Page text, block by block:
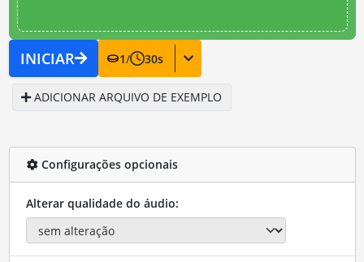
INICIAR 1/ 30s
ADICIONAR ARQUIVO DE EXEMPLO
Configurações opcionais
Alterar qualidade do áudio: